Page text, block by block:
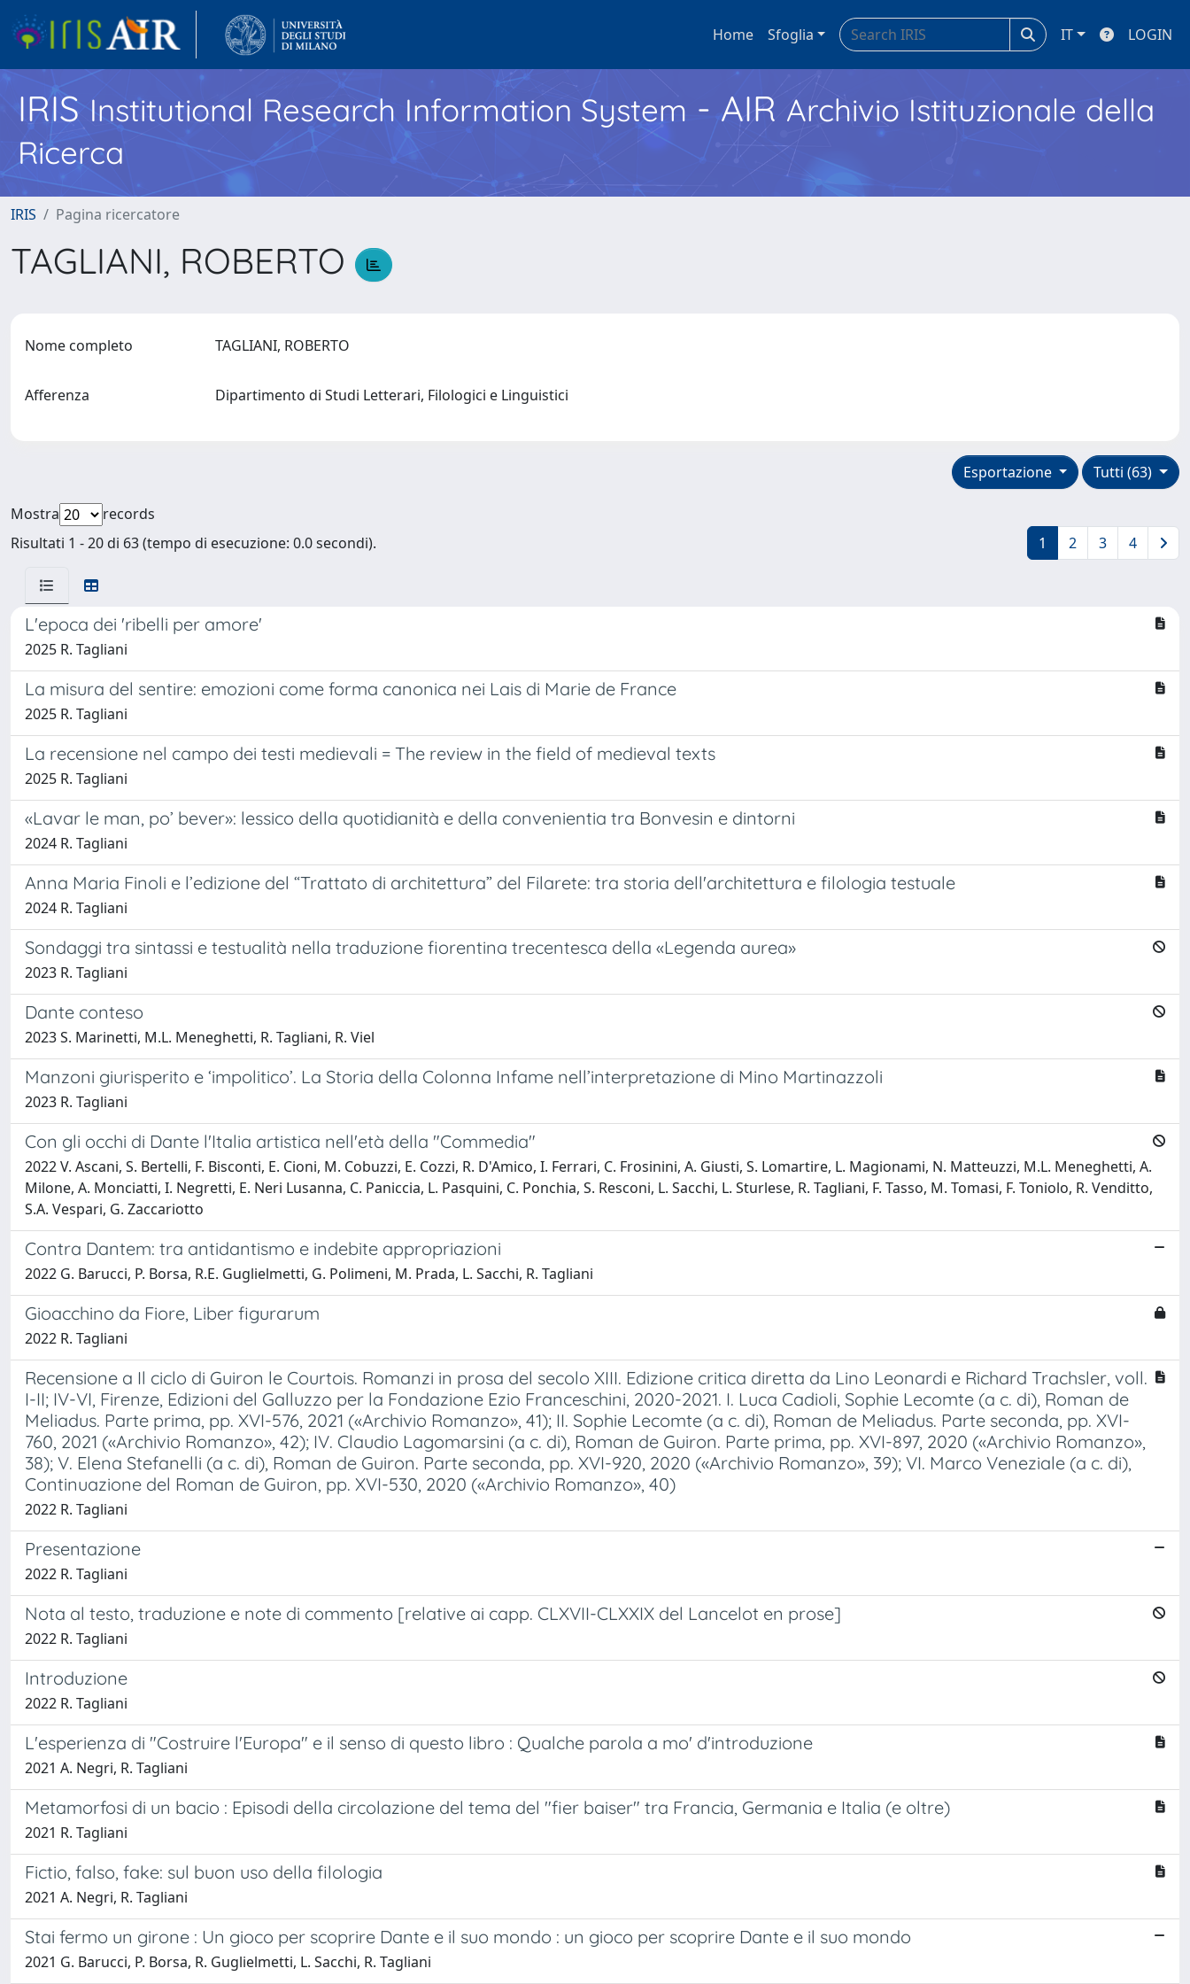
Home Sfoglia IT LOGIN
IRISInstitutional Research Information System - AIR Archivio Istituzionale della
Ricerca
IRIS Pagina ricercatore
TAGLIANI, ROBERTO
Nome completo TAGLIANI, ROBERTO
Afferenza Dipartimento di Studi Letterari, Filologici e Linguistici
Tutti (63)
Esportazione
Mostra
records
Risultati 1 - 20 di 63 (tempo di esecuzione: 0.0 secondi).
1 2 3 4
L'epoca dei 'ribelli per amore'
2025 R. Tagliani
La misura del sentire: emozioni come forma canonica nei Lais di Marie de France
2025 R. Tagliani
La recensione nel campo dei testi medievali = The review in the field of medieval texts
2025 R. Tagliani
«Lavar le man, po’ bever»: lessico della quotidianità e della convenientia tra Bonvesin e dintorni
2024 R. Tagliani
Anna Maria Finoli e l’edizione del “Trattato di architettura” del Filarete: tra storia dell'architettura e filologia testuale
2024 R. Tagliani
Sondaggi tra sintassi e testualità nella traduzione fiorentina trecentesca della «Legenda aurea»
2023 R. Tagliani
Dante conteso
2023 S. Marinetti, M.L. Meneghetti, R. Tagliani, R. Viel
Manzoni giurisperito e ‘impolitico’. La Storia della Colonna Infame nell’interpretazione di Mino Martinazzoli
2023 R. Tagliani
Con gli occhi di Dante l'Italia artistica nell'età della "Commedia"
2022 V. Ascani, S. Bertelli, F. Bisconti, E. Cioni, M. Cobuzzi, E. Cozzi, R. D'Amico, I. Ferrari, C. Frosinini, A. Giusti, S. Lomartire, L. Magionami, N. Matteuzzi, M.L. Meneghetti, A.
Milone, A. Monciatti, I. Negretti, E. Neri Lusanna, C. Paniccia, L. Pasquini, C. Ponchia, S. Resconi, L. Sacchi, L. Sturlese, R. Tagliani, F. Tasso, M. Tomasi, F. Toniolo, R. Venditto,
S.A. Vespari, G. Zaccariotto
Contra Dantem: tra antidantismo e indebite appropriazioni
2022 G. Barucci, P. Borsa, R.E. Guglielmetti, G. Polimeni, M. Prada, L. Sacchi, R. Tagliani
Gioacchino da Fiore, Liber figurarum
2022 R. Tagliani
Recensione a Il ciclo di Guiron le Courtois. Romanzi in prosa del secolo XIII. Edizione critica diretta da Lino Leonardi e Richard Trachsler, voll.
I-II; IV-VI, Firenze, Edizioni del Galluzzo per la Fondazione Ezio Franceschini, 2020-2021. I. Luca Cadioli, Sophie Lecomte (a c. di), Roman de
Meliadus. Parte prima, pp. XVI-576, 2021 («Archivio Romanzo», 41); II. Sophie Lecomte (a c. di), Roman de Meliadus. Parte seconda, pp. XVI-
760, 2021 («Archivio Romanzo», 42); IV. Claudio Lagomarsini (a c. di), Roman de Guiron. Parte prima, pp. XVI-897, 2020 («Archivio Romanzo»,
38); V. Elena Stefanelli (a c. di), Roman de Guiron. Parte seconda, pp. XVI-920, 2020 («Archivio Romanzo», 39); VI. Marco Veneziale (a c. di),
Continuazione del Roman de Guiron, pp. XVI-530, 2020 («Archivio Romanzo», 40)
2022 R. Tagliani
Presentazione
2022 R. Tagliani
Nota al testo, traduzione e note di commento [relative ai capp. CLXVII-CLXXIX del Lancelot en prose]
2022 R. Tagliani
Introduzione
2022 R. Tagliani
L'esperienza di "Costruire l'Europa" e il senso di questo libro : Qualche parola a mo' d'introduzione
2021 A. Negri, R. Tagliani
Metamorfosi di un bacio : Episodi della circolazione del tema del "fier baiser" tra Francia, Germania e Italia (e oltre)
2021 R. Tagliani
Fictio, falso, fake: sul buon uso della filologia
2021 A. Negri, R. Tagliani
Stai fermo un girone : Un gioco per scoprire Dante e il suo mondo : un gioco per scoprire Dante e il suo mondo
2021 G. Barucci, P. Borsa, R. Guglielmetti, L. Sacchi, R. Tagliani